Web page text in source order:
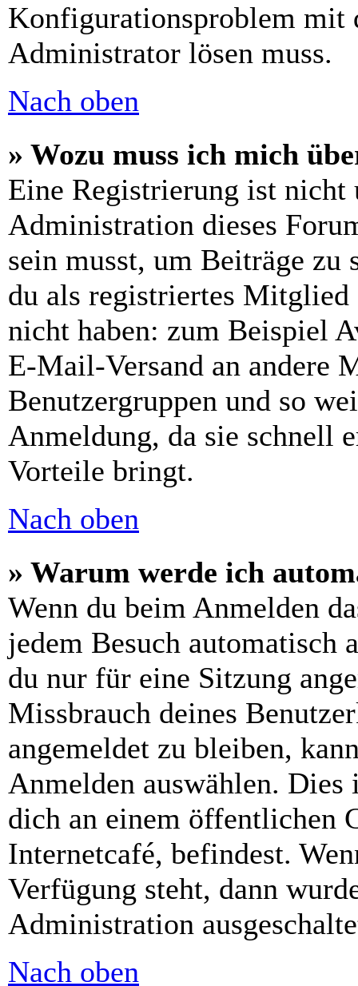
Konfigurationsproblem mit
Administrator lösen muss.
Nach oben
» Wozu muss ich mich
Eine Registrierung ist
Administration dieses
sein musst, um Beiträge
du als registriertes Mitglied
nicht haben: zum Beispiel
E-Mail-Versand an andere
Benutzergruppen und so
Anmeldung, da sie schnell
Vorteile bringt.
Nach oben
» Warum werde ich
Wenn du beim Anmelden
jedem Besuch automatisch
du nur für eine Sitzung
Missbrauch deines
angemeldet zu bleiben,
Anmelden auswählen.
dich an einem öffentlichen
Internetcafé, befindest.
Verfügung steht, dann
Administration
Nach oben